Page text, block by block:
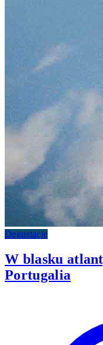
Degustacje
W blasku
Portugalia